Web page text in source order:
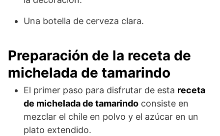
Una botella de cerveza clara.
Preparación de la receta de
michelada de tamarindo
El primer paso para disfrutar de esta receta
de michelada de tamarindo consiste en
mezclar el chile en polvo y el azúcar en un
plato extendido.